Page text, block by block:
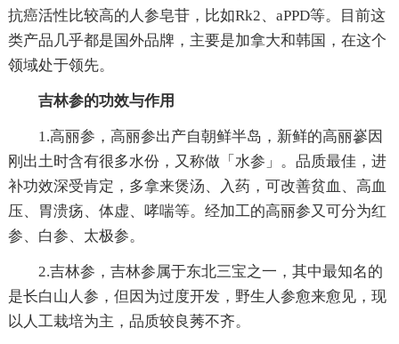
抗癌活性比较高的人参皂苷，比如Rk2、aPPD等。目前这
类产品几乎都是国外品牌，主要是加拿大和韩国，在这个
领域处于领先。
吉林参的功效与作用
1.高丽参，高丽参出产自朝鲜半岛，新鲜的高丽嵾因
刚出土时含有很多水份，又称做「水参」。品质最佳，进
补功效深受肯定，多拿来煲汤、入药，可改善贫血、高血
压、胃溃疡、体虚、哮喘等。经加工的高丽参又可分为红
参、白参、太极参。
2.吉林参，吉林参属于东北三宝之一，其中最知名的
是长白山人参，但因为过度开发，野生人参愈来愈见，现
以人工栽培为主，品质较良莠不齐。